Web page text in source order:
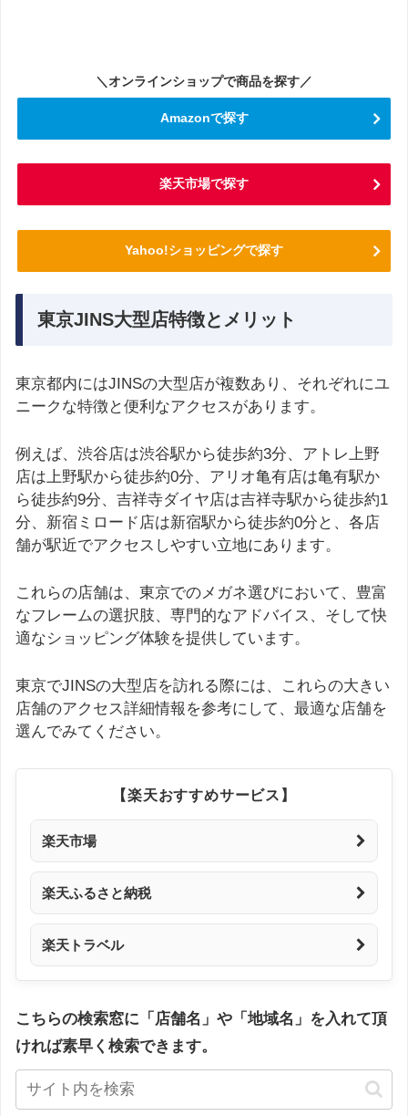
＼オンラインショップで商品を探す／
Amazonで探す
楽天市場で探す
Yahoo!ショッピングで探す
東京JINS大型店特徴とメリット
東京都内にはJINSの大型店が複数あり、それぞれにユ
ニークな特徴と便利なアクセスがあります。
例えば、渋谷店は渋谷駅から徒歩約3分、アトレ上野
店は上野駅から徒歩約0分、アリオ亀有店は亀有駅か
ら徒歩約9分、吉祥寺ダイヤ店は吉祥寺駅から徒歩約1
分、新宿ミロード店は新宿駅から徒歩約0分と、各店
舗が駅近でアクセスしやすい立地にあります。
これらの店舗は、東京でのメガネ選びにおいて、豊富
なフレームの選択肢、専門的なアドバイス、そして快
適なショッピング体験を提供しています。
東京でJINSの大型店を訪れる際には、これらの大きい
店舗のアクセス詳細情報を参考にして、最適な店舗を
選んでみてください。
【楽天おすすめサービス】
楽天市場
楽天ふるさと納税
楽天トラベル
こちらの検索窓に「店舗名」や「地域名」を入れて頂
ければ素早く検索できます。